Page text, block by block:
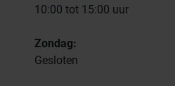
10:00 tot 15:00 uur
Zondag:
Gesloten